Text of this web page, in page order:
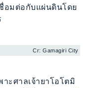
อมต่อกับแผ่นดินโดย
Cr: Gamagiri City
าะศาลเจ้ายาโอโตมิ